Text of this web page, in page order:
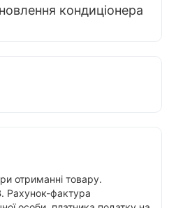
кондиціонера
отриманні товару.
Рахунок-фактура